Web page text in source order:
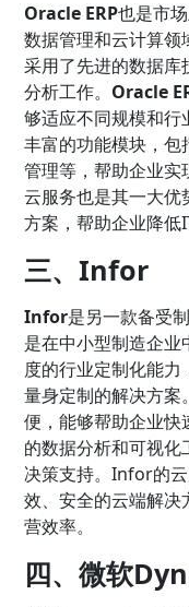
Oracle ERP也是市
数据管理和云计算领
采用了先进的数据库
分析工作。 Oracle
够适应不同规模和
丰富的功能模块，
管理等，帮助企业
云服务也是其一大
方案，帮助企业降低
三、Infor
Infor是另一款备受
是在中小型制造企
度的行业定制化能
量身定制的解决方案
便，能够帮助企业
的数据分析和可视
决策支持。Infor的
效、安全的云端解决
营效率。
四、微软